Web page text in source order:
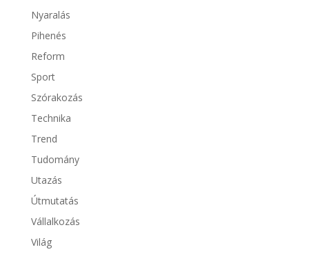
Nyaralás
Pihenés
Reform
Sport
Szórakozás
Technika
Trend
Tudomány
Utazás
Útmutatás
Vállalkozás
Világ